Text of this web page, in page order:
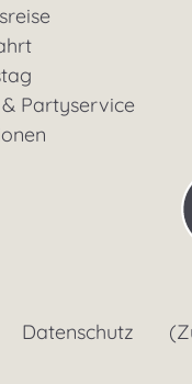
Partyservice
Datenschutz